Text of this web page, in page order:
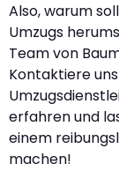
Also, warum
Umzugs
Team von
Kontaktiere
erfahren und
einem
machen!